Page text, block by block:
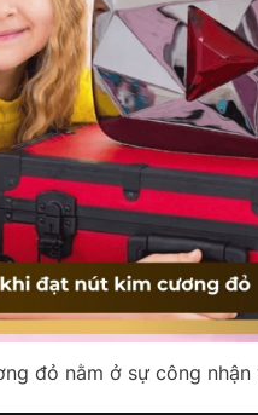
đỏ nằm ở sự công